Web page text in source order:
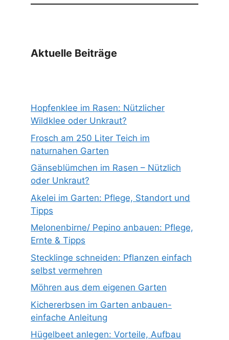
Aktuelle Beiträge
Hopfenklee im Rasen: Nützlicher
Wildklee oder Unkraut?
Frosch am 250 Liter Teich im
naturnahen Garten
Gänseblümchen im Rasen – Nützlich
oder Unkraut?
Akelei im Garten: Pflege, Standort und
Tipps
Melonenbirne/ Pepino anbauen: Pflege,
Ernte & Tipps
Stecklinge schneiden: Pflanzen einfach
selbst vermehren
Möhren aus dem eigenen Garten
Kichererbsen im Garten anbauen-
einfache Anleitung
Hügelbeet anlegen: Vorteile, Aufbau